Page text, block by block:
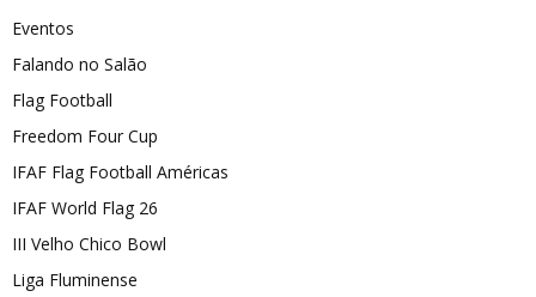
Eventos
Falando no Salão
Flag Football
Freedom Four Cup
IFAF Flag Football Américas
IFAF World Flag 26
III Velho Chico Bowl
Liga Fluminense